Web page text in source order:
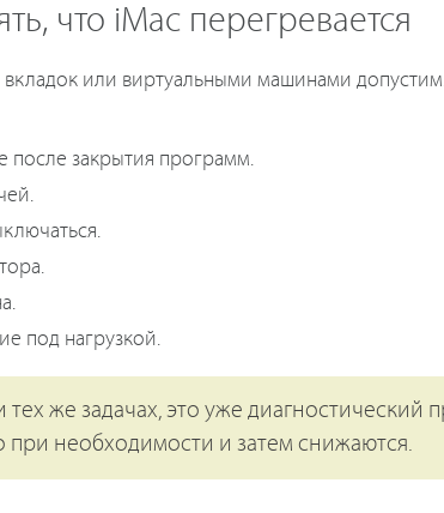
что iMac перегревается
или виртуальными машинами
после закрытия программ.
под нагрузкой.
же задачах, это уже диагностический
при необходимости и затем снижаются.